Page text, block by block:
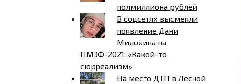
полмиллиона рублей
В соцсетях высмеяли
появление Дани
Милохина на
ПМЭФ-2021. «Какой-то
сюрреализм»
На место ДТП в Лесной